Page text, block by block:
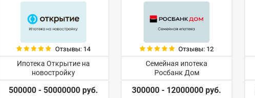
Отзывы: 14
Ипотека Открытие на
новостройку
500000 - 50000000 руб.
Отзывы: 12
Семейная ипотека
Росбанк Дом
300000 - 12000000 руб.